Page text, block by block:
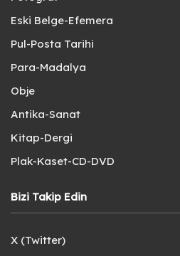
Eski Belge-Efemera
Pul-Posta Tarihi
Para-Madalya
Obje
Antika-Sanat
Kitap-Dergi
Plak-Kaset-CD-DVD
Bizi Takip Edin
X (Twitter)